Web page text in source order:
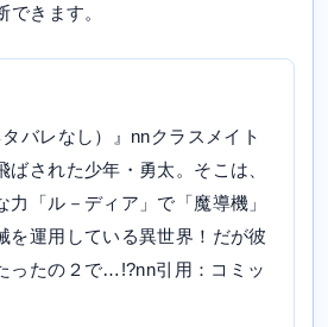
できます。
タバレなし）』nnクラスメイト
ばされた少年・勇太。そこは、
力「ル－ディア」で「魔導機」
を運用している異世界！だが彼
ったの２で…!?nn引用：コミッ